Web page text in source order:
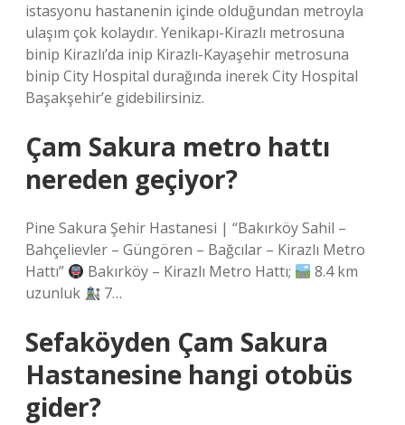
istasyonu hastanenin içinde olduğundan metroyla
ulaşım çok kolaydır. Yenikapı-Kirazlı metrosuna
binip Kirazlı’da inip Kirazlı-Kayaşehir metrosuna
binip City Hospital durağında inerek City Hospital
Başakşehir’e gidebilirsiniz.
Çam Sakura metro hattı
nereden geçiyor?
Pine Sakura Şehir Hastanesi | “Bakırköy Sahil –
Bahçelievler – Güngören – Bağcılar – Kirazlı Metro
Hattı”
Bakırköy – Kirazlı Metro Hattı;
8.4 km
uzunluk
7…
Sefaköyden Çam Sakura
Hastanesine hangi otobüs
gider?